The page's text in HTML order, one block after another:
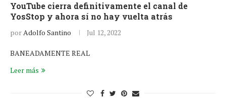
YouTube cierra definitivamente el canal de
YosStop y ahora sí no hay vuelta atrás
porAdolfo Santino Jul 12, 2022
BANEADAMENTE REAL
Leer más